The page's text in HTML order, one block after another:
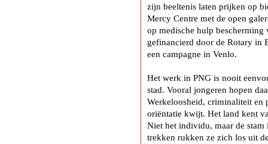
zijn beeltenis laten prijken op
Mercy Centre met de open
op medische hulp bescherming
gefinancierd door de Rotary in
een campagne in Venlo.
Het werk in PNG is nooit
stad. Vooral jongeren hopen
Werkeloosheid, criminaliteit en
oriëntatie kwijt. Het land kent
Niet het individu, maar de stam
trekken rukken ze zich los uit